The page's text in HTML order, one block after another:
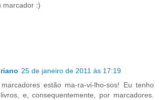
marcador :)
25 de janeiro de 2011 às 17:19
estão ma-ra-vi-lho-sos! Eu tenho
e, consequentemente, por marcadores.